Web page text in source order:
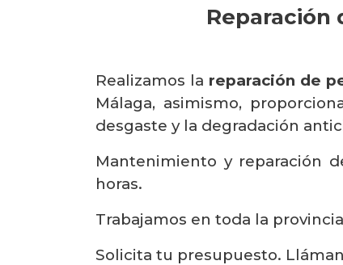
Reparación
Realizamos la reparación de
Málaga, asimismo,
desgaste y la degradación
Mantenimiento y reparación
horas.
Trabajamos en toda la
Solicita tu presupuesto.